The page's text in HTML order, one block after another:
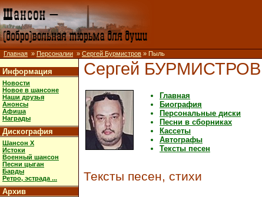
Главная » Персоналии » Сергей Бурмистров » Пыль
Информация
Новости
Новое в шансоне
Наши друзья
Анонсы
Афиша
Награды
Дискография
Шансон X
Истоки
Военный шансон
Песни цыган
Барды
Ретро, эстрада ...
Архив
Сергей БУРМИСТРОВ
Главная
Биография
Персональные диски
Песни в сборниках
Кассеты
Автографы
Тексты песен
Тексты песен, стихи